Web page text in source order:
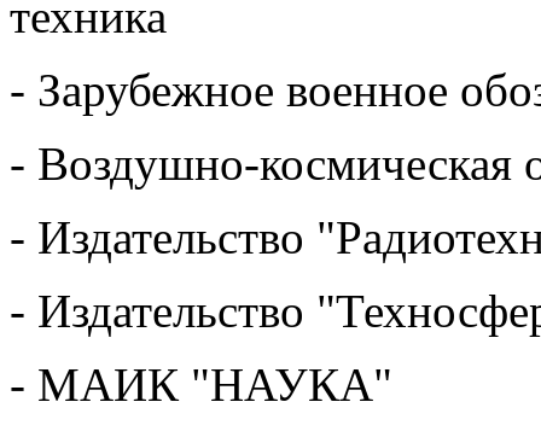
техника
- Зарубежное военное
- Воздушно-космическая
- Издательство
- Издательство
- МАИК "НАУКА"